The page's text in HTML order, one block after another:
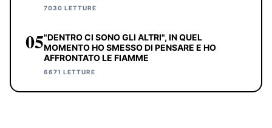
7030 LETTURE
05"DENTRO CI SONO GLI ALTRI", IN QUEL
MOMENTO HO SMESSO DI PENSARE E HO
AFFRONTATO LE FIAMME
6671 LETTURE